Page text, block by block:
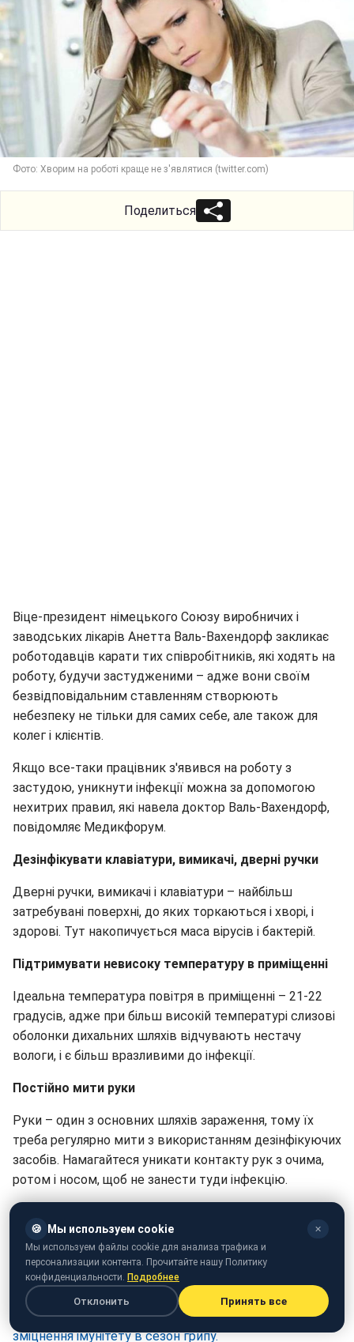
Фото: Хворим на роботі краще не з'являтися (twitter.com)
Поделиться
Віце-президент німецького Союзу виробничих і
заводських лікарів Анетта Валь-Вахендорф закликає
роботодавців карати тих співробітників, які ходять на
роботу, будучи застудженими – адже вони своїм
безвідповідальним ставленням створюють
небезпеку не тільки для самих себе, але також для
колег і клієнтів.
Якщо все-таки працівник з'явився на роботу з
застудою, уникнути інфекції можна за допомогою
нехитрих правил, які навела доктор Валь-Вахендорф,
повідомляє Медикфорум.
Дезінфікувати клавіатури, вимикачі, дверні ручки
Дверні ручки, вимикачі і клавіатури – найбільш
затребувані поверхні, до яких торкаються і хворі, і
здорові. Тут накопичується маса вірусів і бактерій.
Підтримувати невисоку температуру в приміщенні
Ідеальна температура повітря в приміщенні – 21-22
градусів, адже при більш високій температурі слизові
оболонки дихальних шляхів відчувають нестачу
вологи, і є більш вразливими до інфекції.
Постійно мити руки
Руки – один з основних шляхів зараження, тому їх
треба регулярно мити з використанням дезінфікуючих
засобів. Намагайтеся уникати контакту рук з очима,
ротом і носом, щоб не занести туди інфекцію.
При захворюванні залишатися вдома
Не заражайте інших і приділіть більше уваги своєму
здоров'ю. Пам'ятайте – хворий співробітник – поганий
помічник на роботі.
Нагадуємо, раніше були названіп'ять кращих способів
зміцнення імунітету в сезон грипу.
🍪 Мы используем cookie ✕
Мы используем файлы cookie для анализа трафика и
персонализации контента. Прочитайте нашу Политику
конфиденциальности. Подробнее
Отклонить Принять все